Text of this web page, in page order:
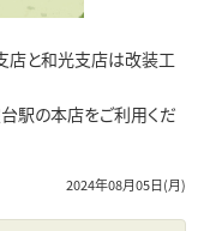
店と和光支店は改装工
駅の本店をご利用くだ
2024年08月05日(月)